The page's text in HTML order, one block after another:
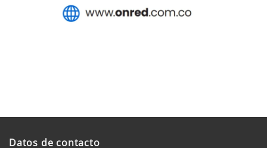
Datos de contacto